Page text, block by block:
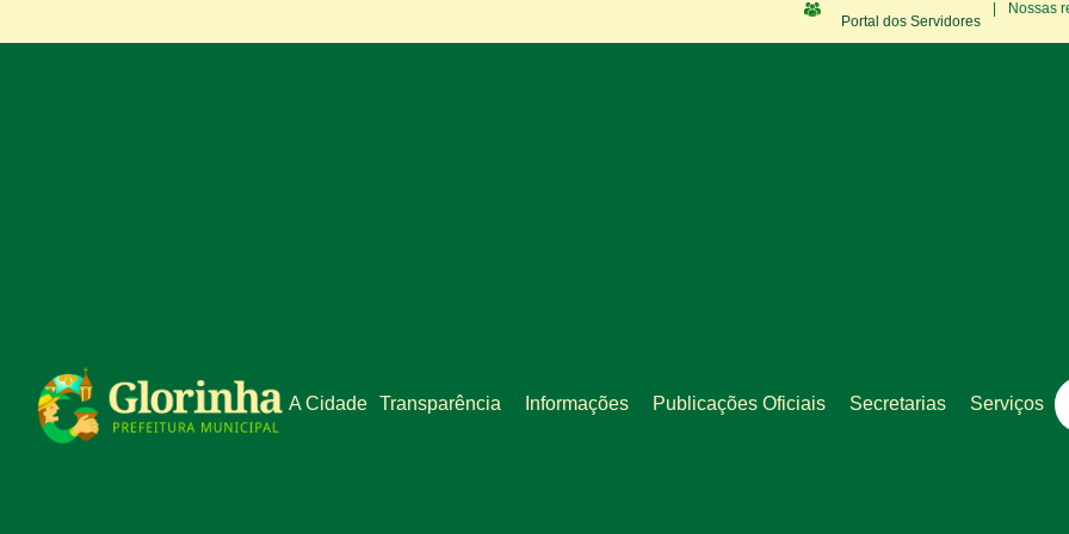
Portal dos Servidores
Nossas
A Cidade Transparência Informações Publicações Oficiais Secretarias Serviços